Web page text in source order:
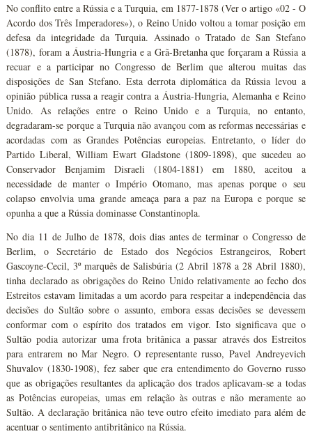
No conflito entre a Rússia e a Turquia, em 1877-1878 (Ver o artigo «02 - O
Acordo dos Três Imperadores»), o Reino Unido voltou a tomar posição em
defesa da integridade da Turquia. Assinado o Tratado de San Stefano
(1878), foram a Áustria-Hungria e a Grã-Bretanha que forçaram a Rússia a
recuar e a participar no Congresso de Berlim que alterou muitas das
disposições de San Stefano. Esta derrota diplomática da Rússia levou a
opinião pública russa a reagir contra a Áustria-Hungria, Alemanha e Reino
Unido. As relações entre o Reino Unido e a Turquia, no entanto,
degradaram-se porque a Turquia não avançou com as reformas necessárias e
acordadas com as Grandes Potências europeias. Entretanto, o líder do
Partido Liberal, William Ewart Gladstone (1809-1898), que sucedeu ao
Conservador Benjamim Disraeli (1804-1881) em 1880, aceitou a
necessidade de manter o Império Otomano, mas apenas porque o seu
colapso envolvia uma grande ameaça para a paz na Europa e porque se
opunha a que a Rússia dominasse Constantinopla.
No dia 11 de Julho de 1878, dois dias antes de terminar o Congresso de
Berlim, o Secretário de Estado dos Negócios Estrangeiros, Robert
Gascoyne-Cecil, 3º marquês de Salisbúria (2 Abril 1878 a 28 Abril 1880),
tinha declarado as obrigações do Reino Unido relativamente ao fecho dos
Estreitos estavam limitadas a um acordo para respeitar a independência das
decisões do Sultão sobre o assunto, embora essas decisões se devessem
conformar com o espírito dos tratados em vigor. Isto significava que o
Sultão podia autorizar uma frota britânica a passar através dos Estreitos
para entrarem no Mar Negro. O representante russo, Pavel Andreyevich
Shuvalov (1830-1908), fez saber que era entendimento do Governo russo
que as obrigações resultantes da aplicação dos trados aplicavam-se a todas
as Potências europeias, umas em relação às outras e não meramente ao
Sultão. A declaração britânica não teve outro efeito imediato para além de
acentuar o sentimento antibritânico na Rússia.